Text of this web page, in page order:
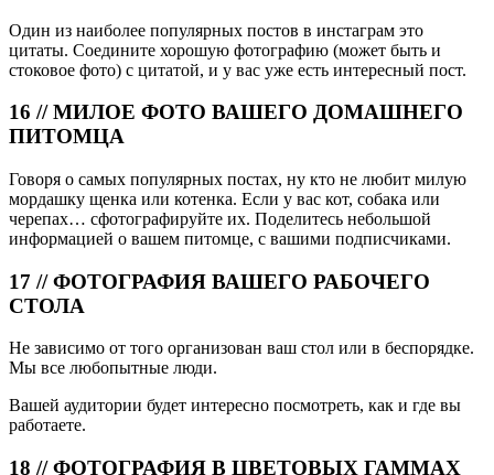
Один из наиболее популярных постов в инстаграм это
цитаты. Соедините хорошую фотографию (может быть и
стоковое фото) с цитатой, и у вас уже есть интересный пост.
16 // МИЛОЕ ФОТО ВАШЕГО ДОМАШНЕГО
ПИТОМЦА
Говоря о самых популярных постах, ну кто не любит милую
мордашку щенка или котенка. Если у вас кот, собака или
черепах… сфотографируйте их. Поделитесь небольшой
информацией о вашем питомце, с вашими подписчиками.
17 // ФОТОГРАФИЯ ВАШЕГО РАБОЧЕГО
СТОЛА
Не зависимо от того организован ваш стол или в беспорядке.
Мы все любопытные люди.
Вашей аудитории будет интересно посмотреть, как и где вы
работаете.
18 // ФОТОГРАФИЯ В ЦВЕТОВЫХ ГАММАХ